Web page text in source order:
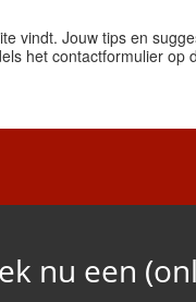
vindt. Jouw tips en
het contactformulier op
nu een